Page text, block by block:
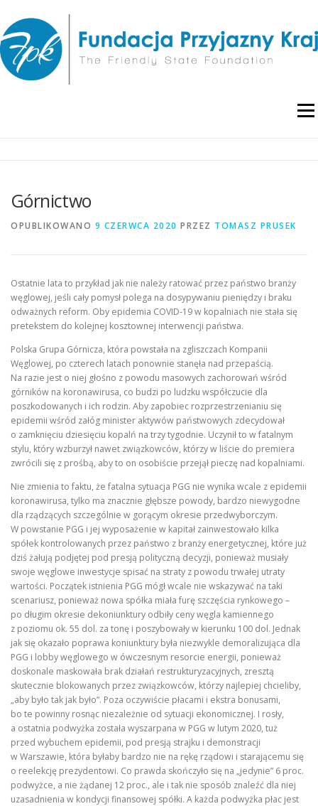
treści
Menu
Górnictwo
OPUBLIKOWANO 9 CZERWCA 2020 PRZEZ TOMASZ PRUSEK
Ostatnie lata to przykład jak nie należy ratować przez państwo branży
węglowej, jeśli cały pomysł polega na dosypywaniu pieniędzy i braku
odważnych reform. Oby epidemia COVID-19 w kopalniach nie stała się
pretekstem do kolejnej kosztownej interwencji państwa.
Polska Grupa Górnicza, która powstała na zgliszczach Kompanii
Węglowej, po czterech latach ponownie stanęła nad przepaścią.
Na razie jest o niej głośno z powodu masowych zachorowań wśród
górników na koronawirusa, co budzi po ludzku współczucie dla
poszkodowanych i ich rodzin. Aby zapobiec rozprzestrzenianiu się
epidemii wśród załóg minister aktywów państwowych zdecydował
o zamknięciu dziesięciu kopalń na trzy tygodnie. Uczynił to w fatalnym
stylu, który wzburzył nawet związkowców, którzy w liście do premiera
zwrócili się z prośbą, aby to on osobiście przejął pieczę nad kopalniami.
Nie zmienia to faktu, że fatalna sytuacja PGG nie wynika wcale z epidemii
koronawirusa, tylko ma znacznie głębsze powody, bardzo niewygodne
dla rządzących szczególnie w gorącym okresie przedwyborczym.
W powstanie PGG i jej wyposażenie w kapitał zainwestowało kilka
spółek kontrolowanych przez państwo z branży energetycznej, które już
dziś żałują podjętej pod presją polityczną decyzji, ponieważ musiały
swoje węglowe inwestycje spisać na straty z powodu trwałej utraty
wartości. Początek istnienia PGG mógł wcale nie wskazywać na taki
scenariusz, ponieważ nowa spółka miała furę szczęścia rynkowego –
po długim okresie dekoniunktury odbiły ceny węgla kamiennego
z poziomu ok. 55 dol. za tonę i poszybowały w kierunku 100 dol. Jednak
jak się okazało poprawa koniunktury była niezwykle demoralizująca dla
PGG i lobby węglowego w ówczesnym resorcie energii, ponieważ
doskonale maskowała brak działań restrukturyzacyjnych, zresztą
skutecznie blokowanych przez związkowców, którzy najlepiej chcieliby,
„aby było tak jak było”. Poza oczywiście płacami i ekstra bonusami,
bo te powinny rosnąc niezależnie od sytuacji ekonomicznej. I rosły,
a ostatnia podwyżka została wyszarpana w PGG w lutym 2020, tuż
przed wybuchem epidemii, pod presją strajku i demonstracji
w Warszawie, która byłaby bardzo nie na rękę rządowi i starającemu się
o reelekcję prezydentowi. Co prawda skończyło się na „jedynie” 6 proc.
podwyżce, a nie żądanej 12 proc., ale i tak nie sposób znaleźć dla niej
uzasadnienia w kondycji finansowej spółki. A każda podwyżka płac jest